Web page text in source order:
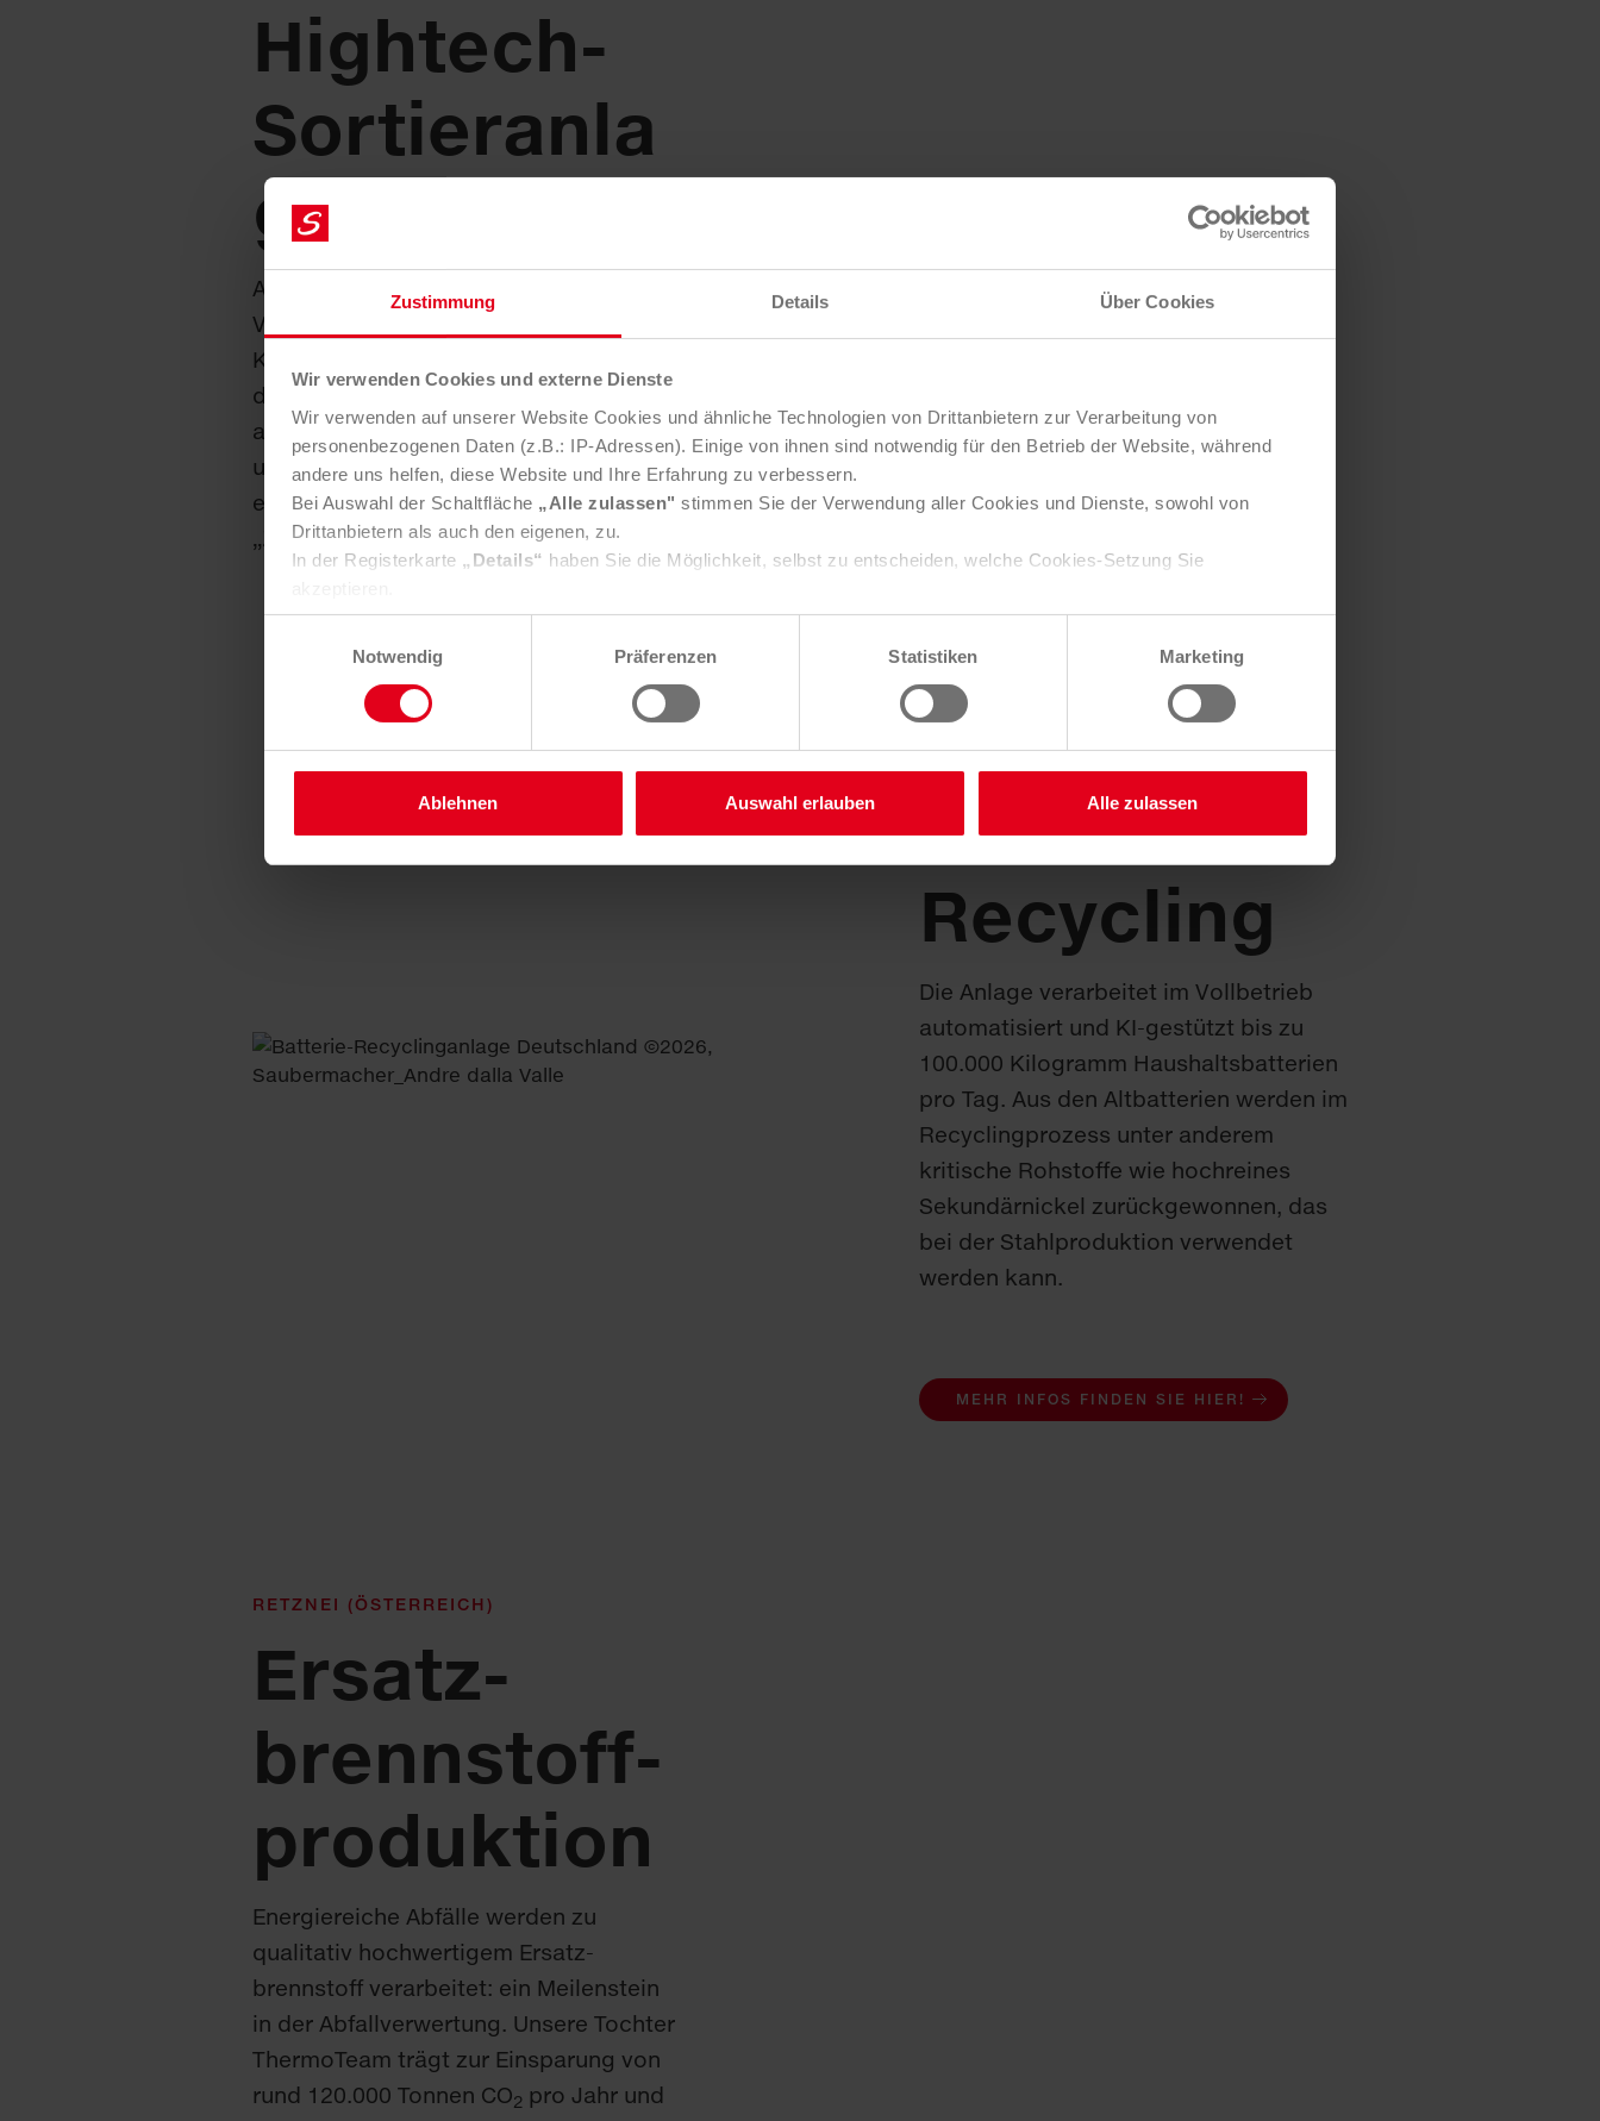
Zustimmung Details Über Cookies
Wir verwenden Cookies und externe Dienste
Wir verwenden auf unserer Website Cookies und ähnliche Technologien von Drittanbietern zur Verarbeitung von
personenbezogenen Daten (z.B.: IP-Adressen). Einige von ihnen sind notwendig für den Betrieb der Website, während
andere uns helfen, diese Website und Ihre Erfahrung zu verbessern.
Bei Auswahl der Schaltfläche „Alle zulassen" stimmen Sie der Verwendung aller Cookies und Dienste, sowohl von
Drittanbietern als auch den eigenen, zu.
In der Registerkarte „Details“ haben Sie die Möglichkeit, selbst zu entscheiden, welche Cookies-Setzung Sie
Selbstverständlich können Sie über Consent Button in der linken unteren Ecke die gesetzte Zustimmung jederzeit
widerrufen und Ihre Einstellungen verändern.
Notwendig
Präferenzen Statistiken Marketing
Ablehnen Auswahl erlauben Alle zulassen
Hightech-
Sortieranla
ge
Akribische Vorarbeit für eine optimale
Verwertung: Die einzige automatische
Kunststoff­verpackungs­sortieranlage
der Steiermark führt mehr als 95% des
angelieferten Abfalls wieder einem
umweltfreundlichen Stoff­kreislauf zu:
echte Kreislauf­führung im Sinne von
„Zero Waste“.
Batterie-
Recycling
Die Anlage verarbeitet im Vollbetrieb
automatisiert und KI-gestützt bis zu
100.000 Kilogramm Haushaltsbatterien
pro Tag. Aus den Altbatterien werden im
Recyclingprozess unter anderem
kritische Rohstoffe wie hochreines
Sekundärnickel zurückgewonnen, das
bei der Stahlproduktion verwendet
werden kann.
MEHR INFOS FINDEN SIE HIER!
RETZNEI (ÖSTERREICH)
Ersatz­
brennstoff­
produktion
Energiereiche Abfälle werden zu
qualitativ hochwertigem Ersatz­
brennstoff verarbeitet: ein Meilenstein
in der Abfall­verwertung. Unsere Tochter
ThermoTeam trägt zur Einsparung von
rund 120.000 Tonnen CO2 pro Jahr und